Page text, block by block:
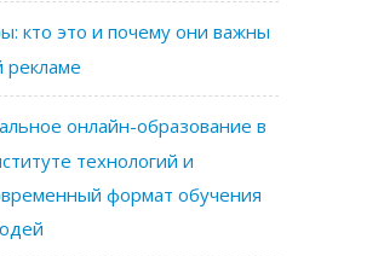
кто это и почему они важны
рекламе
онлайн-образование в
технологий и
формат обучения